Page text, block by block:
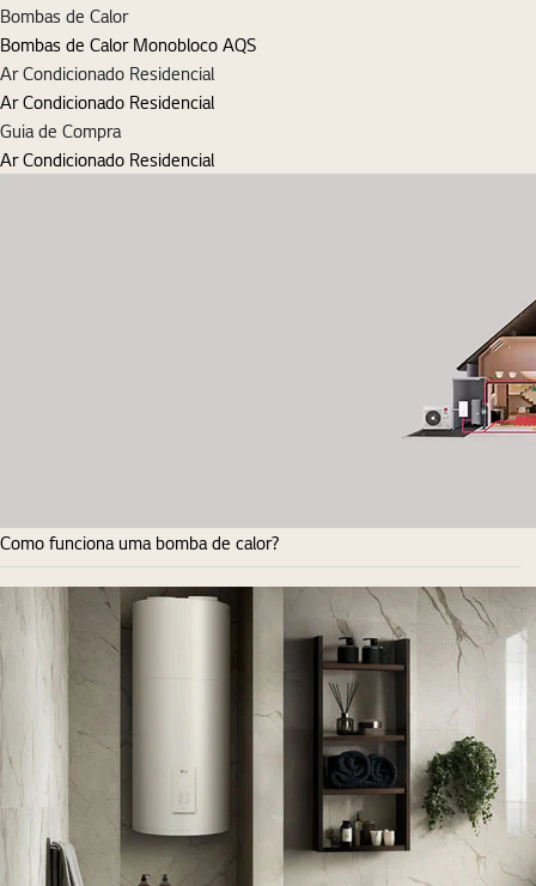
Bombas de Calor
Bombas de Calor Monobloco AQS
Ar Condicionado Residencial
Ar Condicionado Residencial
Guia de Compra
Ar Condicionado Residencial
Como funciona uma bomba de calor?